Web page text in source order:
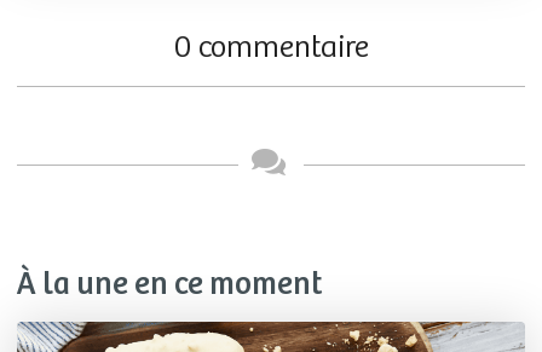
0 commentaire
À la une en ce moment